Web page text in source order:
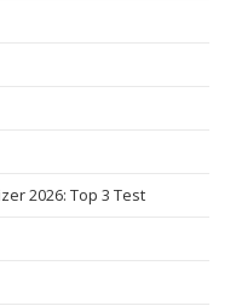
2026: Top 3 Test